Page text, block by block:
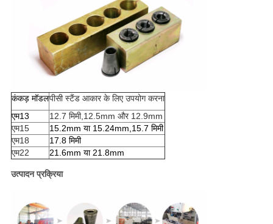
कंकड़ मॉडलपीसी स्टैंड आकार के लिए उपयोग करना
एम13
12.7 मिमी,12.5mm और 12.9mm
एम15
15.2mm या 15.24mm,15.7 मिमी
एम18
17.8 मिमी
एम22
21.6mm या 21.8mm
उत्पादन प्रक्रिया